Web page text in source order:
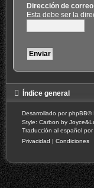
Dirección de
Esta debe ser la
Índice general
Desarrollado porphpBB®
Style: Carbon by
Traducción al español por
Privacidad | Condiciones